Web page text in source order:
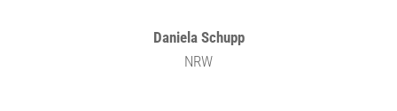
Daniela Schupp
NRW